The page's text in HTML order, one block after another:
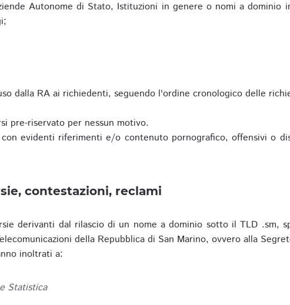
Autonome di Stato, Istituzioni in genere o nomi a dominio
dalla RA ai richiedenti, seguendo l'ordine cronologico delle
pre-riservato per nessun motivo.
evidenti riferimenti e/o contenuto pornografico, offensivi o
contestazioni, reclami
derivanti dal rilascio di un nome a dominio sotto il TLD .sm,
della Repubblica di San Marino, ovvero alla
inoltrati a:
Statistica